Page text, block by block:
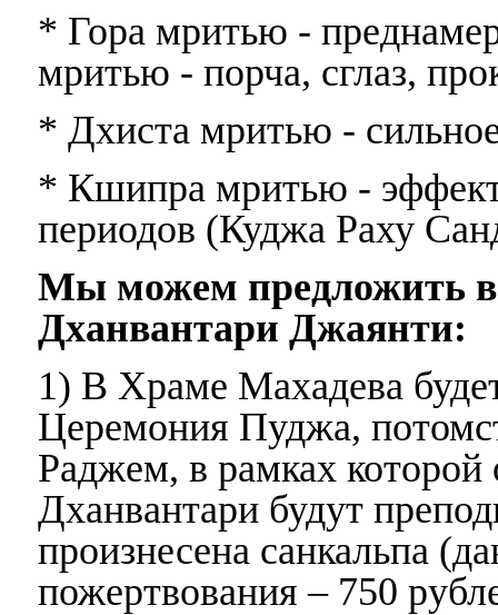
* Гора мритью -
мритью - порча, сглаз,
* Дхиста мритью -
* Кшипра мритью -
периодов (Куджа Раху
Мы можем предложить
Дханвантари Джаянти:
1) В Храме Махадева
Церемония Пуджа,
Раджем, в рамках которой
Дханвантари будут
произнесена санкальпа
пожертвования – 750